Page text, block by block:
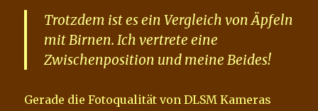
Trotzdem ist es ein Vergleich von Äpfeln
mit Birnen. Ich vertrete eine
Zwischenposition und meine Beides!
Gerade die Fotoqualität von DLSM Kameras